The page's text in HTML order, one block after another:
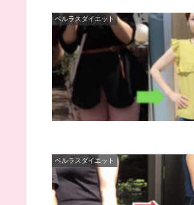
ベルラスダイエット
ベルラスダイエット